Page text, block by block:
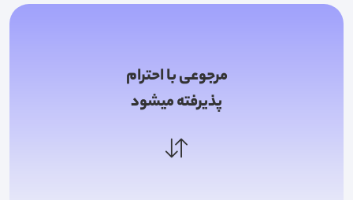
مرجوعی با احترام
پذیرفته میشود